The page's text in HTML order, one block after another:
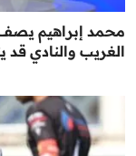
محمد إبراهيم يصف
الغريب والنادي قد